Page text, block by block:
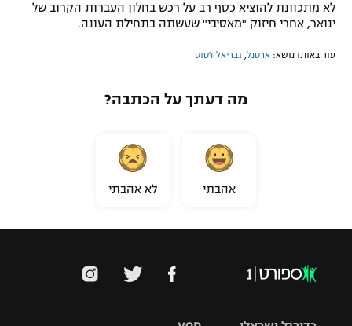
לא מתכוונת להוציא כסף רב על רכש בחלון העברות הקרוב של
ינואר, אחרי חיזוק "מאסיבי" שעשתה בתחילת העונה.
עוד באותו נושא: ארסנל גבריאל ז'סוס
מה דעתך על הכתבה?
אהבתי לא אהבתי